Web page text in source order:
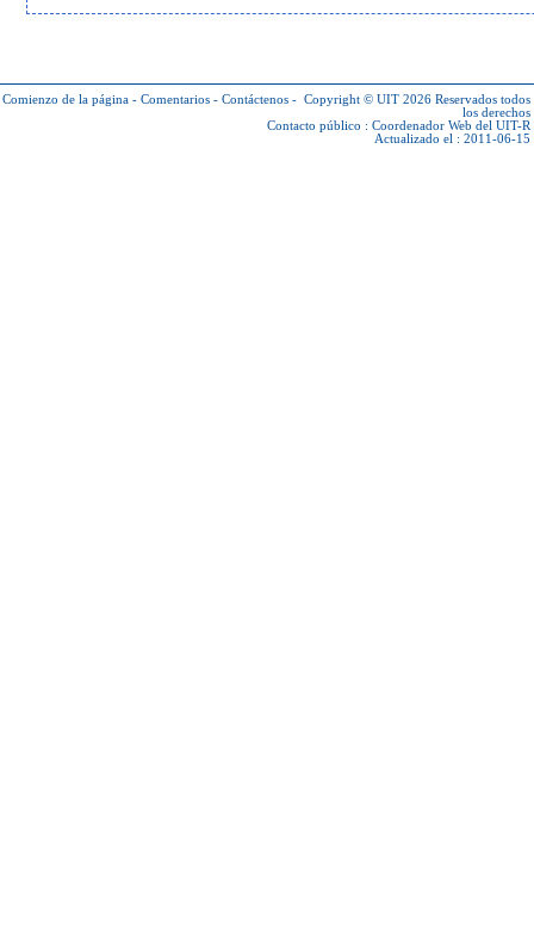
Comienzo de la página - Comentarios - Contáctenos - Copyright © UIT 2026 Reservados todos
los derechos
Contacto público : Coordenador Web del UIT-R
Actualizado el : 2011-06-15